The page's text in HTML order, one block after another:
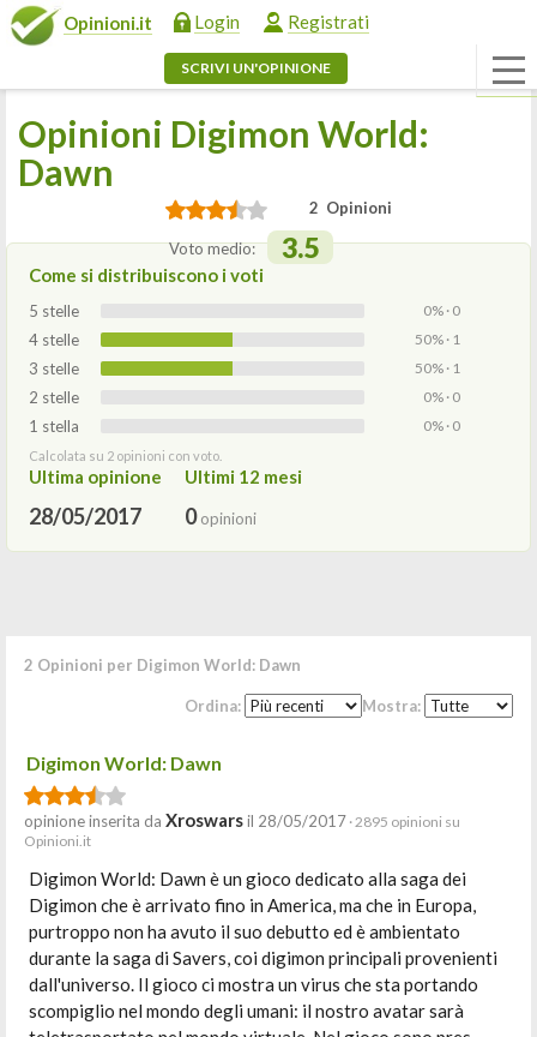
Opinioni.it Login Registrati
SCRIVI UN'OPINIONE
Opinioni Digimon World:
Dawn
2 Opinioni
Voto medio: 3.5
Come si distribuiscono i voti
5 stelle 0% · 0
4 stelle 50% · 1
3 stelle 50% · 1
2 stelle 0% · 0
1 stella 0% · 0
Calcolata su 2 opinioni con voto.
Ultima opinione
28/05/2017
Ultimi 12 mesi
0opinioni
2 Opinioni per Digimon World: Dawn
Ordina: Mostra:
Digimon World: Dawn
opinione inserita da Xroswarsil 28/05/2017 · 2895 opinioni su
Opinioni.it
Digimon World: Dawn è un gioco dedicato alla saga dei
Digimon che è arrivato fino in America, ma che in Europa,
purtroppo non ha avuto il suo debutto ed è ambientato
durante la saga di Savers, coi digimon principali provenienti
dall'universo. Il gioco ci mostra un virus che sta portando
scompiglio nel mondo degli umani: il nostro avatar sarà